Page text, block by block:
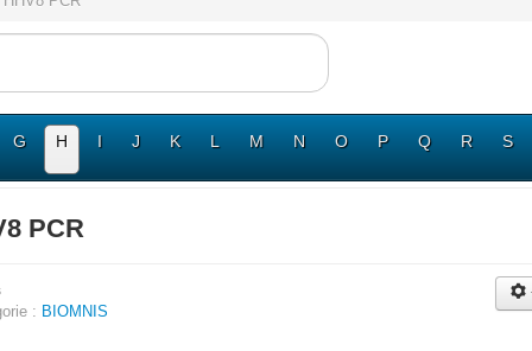
G H I J K L M N O P Q R S
PCR
: BIOMNIS